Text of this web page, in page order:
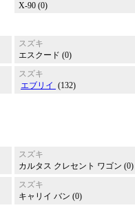
X-90 (0)
スズキ
エスクード (0)
スズキ
エブリイ (132)
スズキ
カルタス クレセント ワゴン (0)
スズキ
キャリイ バン (0)